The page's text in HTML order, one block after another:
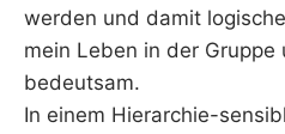
werden und damit
mein Leben in der Gruppe
bedeutsam.
In einem Hierarchie-